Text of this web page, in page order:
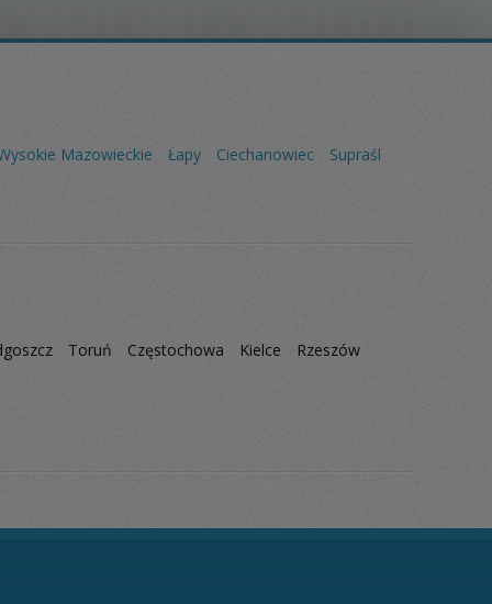
Mazowieckie Łapy Ciechanowiec
Supraśl
Toruń Częstochowa Kielce
Rzeszów